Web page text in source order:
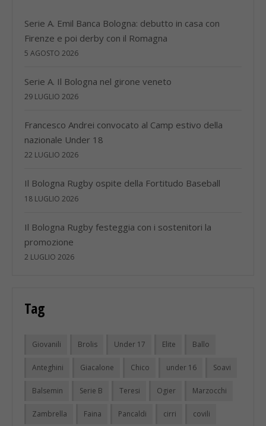
Serie A. Emil Banca Bologna: debutto in casa con
Firenze e poi derby con il Romagna
5 AGOSTO 2026
Serie A. Il Bologna nel girone veneto
29 LUGLIO 2026
Francesco Andrei convocato al Camp estivo della
nazionale Under 18
22 LUGLIO 2026
Il Bologna Rugby ospite della Fortitudo Baseball
18 LUGLIO 2026
Il Bologna Rugby festeggia con i sostenitori la
promozione
2 LUGLIO 2026
Tag
Giovanili Brolis Under 17 Elite Ballo
Anteghini Giacalone Chico under 16 Soavi
Balsemin Serie B Teresi Ogier Marzocchi
Zambrella Faina Pancaldi cirri covili